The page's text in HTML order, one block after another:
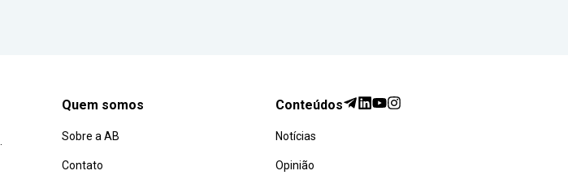
Quem somos
Sobre a AB
Contato
Conteúdos
Notícias
Opinião